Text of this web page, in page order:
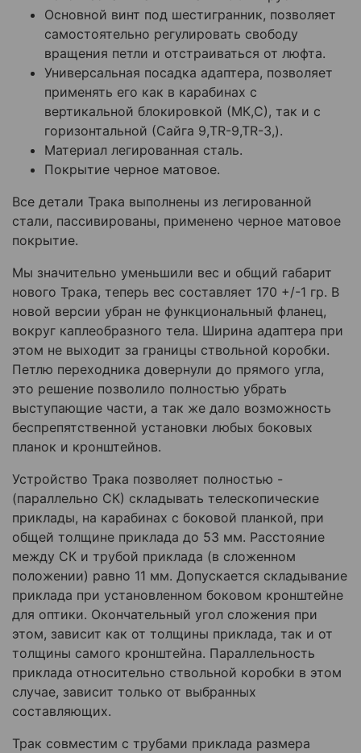
Основной винт под шестигранник, позволяет
самостоятельно регулировать свободу
вращения петли и отстраиваться от люфта.
Универсальная посадка адаптера, позволяет
применять его как в карабинах с
вертикальной блокировкой (МК,С), так и с
горизонтальной (Сайга 9,TR-9,TR-3,).
Материал легированная сталь.
Покрытие черное матовое.
Все детали Трака выполнены из легированной
стали, пассивированы, применено черное матовое
покрытие.
Мы значительно уменьшили вес и общий габарит
нового Трака, теперь вес составляет 170 +/-1 гр. В
новой версии убран не функциональный фланец,
вокруг каплеобразного тела. Ширина адаптера при
этом не выходит за границы ствольной коробки.
Петлю переходника довернули до прямого угла,
это решение позволило полностью убрать
выступающие части, а так же дало возможность
беспрепятственной установки любых боковых
планок и кронштейнов.
Устройство Трака позволяет полностью -
(параллельно СК) складывать телескопические
приклады, на карабинах с боковой планкой, при
общей толщине приклада до 53 мм. Расстояние
между СК и трубой приклада (в сложенном
положении) равно 11 мм. Допускается складывание
приклада при установленном боковом кронштейне
для оптики. Окончательный угол сложения при
этом, зависит как от толщины приклада, так и от
толщины самого кронштейна. Параллельность
приклада относительно ствольной коробки в этом
случае, зависит только от выбранных
составляющих.
Трак совместим с трубами приклада размера